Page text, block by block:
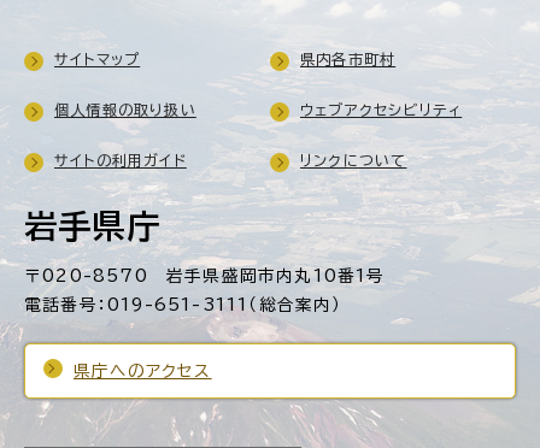
岩手県庁
〒020-8570 岩手県盛岡市内丸10番1号
電話番号：019-651-3111（総合案内）
県庁へのアクセス
サイトマップ 県内各市町村
個人情報の取り扱い ウェブアクセシビリティ
サイトの利用ガイド リンクについて